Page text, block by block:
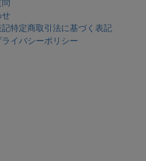
特定商取引法に基づく表記
ライバシーポリシー